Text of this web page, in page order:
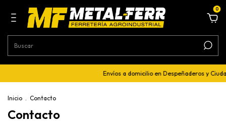
0
Envíos a domicilio en Despeñaderos y
Inicio . Contacto
Contacto